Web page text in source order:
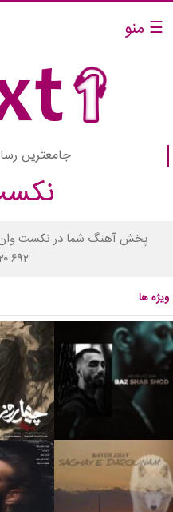
☰ منو
جامعترین
پخش آهنگ شما در نکست وان
۰۹۳۸
ویژه ها